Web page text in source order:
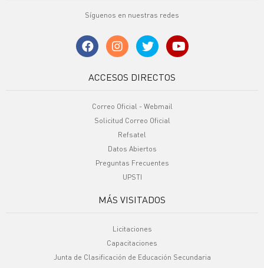
Síguenos en nuestras redes
ACCESOS DIRECTOS
Correo Oficial - Webmail
Solicitud Correo Oficial
Refsatel
Datos Abiertos
Preguntas Frecuentes
UPSTI
MÁS VISITADOS
Licitaciones
Capacitaciones
Junta de Clasificación de Educación Secundaria